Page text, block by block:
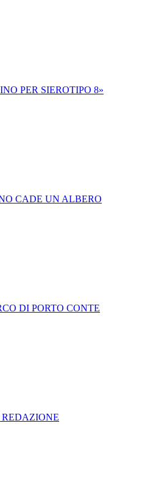
PER SIEROTIPO 8»
CADE UN ALBERO
DI PORTO CONTE